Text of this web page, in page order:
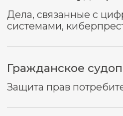
Кто такой
эксперт-техник